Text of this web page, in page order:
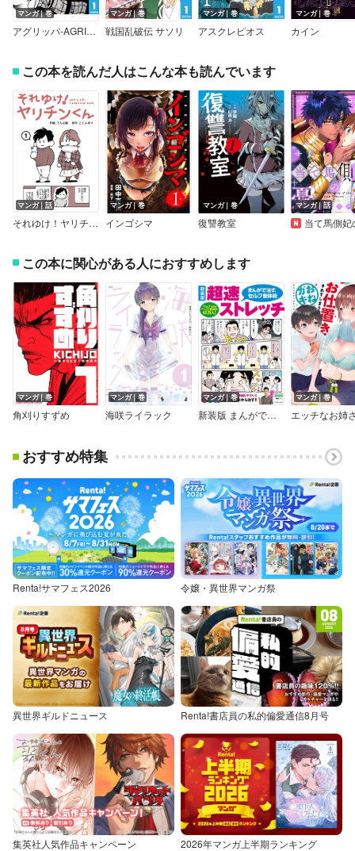
マンガ｜巻
アグリッパ-AGRIPPA-
マンガ｜巻
戦国乱破伝 サソリ
マンガ｜巻
アスクレピオス
マンガ｜巻
カイン
この本を読んだ人はこんな本も読んでいます
マンガ｜話
それゆけ！ヤリチンくん
マンガ｜巻
インゴシマ
マンガ｜巻
復讐教室
マンガ｜話
当て馬側妃の憂鬱 【連
この本に関心がある人におすすめします
マンガ｜巻
角刈りすずめ
マンガ｜巻
海咲ライラック
マンガ｜巻
新装版 まんがで治す超速ストレッチ
マンガ｜巻
おすすめ特集
Renta!サマフェス2026 令嬢・異世界マンガ祭
異世界ギルドニュース Renta!書店員の私的偏愛通信8月号
集英社人気作品キャンペーン 2026年マンガ上半期ランキング